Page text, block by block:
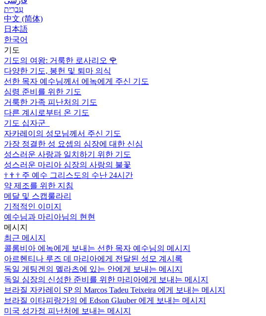
עִברִית
中文 (简体)
日本語
한국어
기도
기도의 여왕: 거룩한 로사리오 🌹
다양한 기도, 봉헌 및 퇴마 의식
선한 목자 예수님께서 에녹에게 주신 기도
심령 준비를 위한 기도
거룩한 가족 피난처의 기도
다른 계시로부터 온 기도
기도 십자군
자카레이의 성모님께서 주신 기도
가장 정결한 성 요셉의 심장에 대한 신심
성스러운 사랑과 일치하기 위한 기도
성스러운 마리아 심장의 사랑의 불꽃
† † † 주 예수 그리스도의 수난 24시간
약 제조를 위한 지침
메달 및 스캡룰라리
기적적인 이미지
예수님과 마리아님의 현현
메시지
최근 메시지
콜롬비아 에녹에게 보내는 선한 목자 예수님의 메시지
아르헨티나 루즈 데 마리아에게 전달된 성모 계시록
독일 게팅겐의 멜라츠에 있는 안에게 보내는 메시지
독일 심장의 신성한 준비를 위한 마리아에게 보내는 메시지
브라질 자카레이 SP 의 Marcos Tadeu Teixeira 에게 보내는 메시지
브라질 이타피랑가의 에 Edson Glauber 에게 보내는 메시지
미국 성가정 피난처에 보내는 메시지